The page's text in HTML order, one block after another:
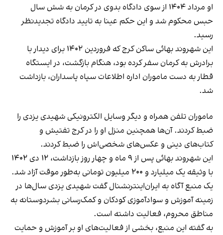
او مرداد ۱۴۰۴ از سوی دادگاه بدوی در کرمان به شش سال
حبس محکوم شد و این حکم عینا به تایید دادگاه تجدیدنظر
رسید.
این شهروند بهائی ساکن کرج که فروردین ۱۴۰۲ برای دیدار با
برادرش به کرمان سفر کرده بود، هنگام بازگشت، در ایستگاه
قطار به دست ماموران اداره اطلاعات سپاه پاسداران، بازداشت
شد.
ماموران تلفن همراه و دیگر وسایل الکترونیکی شهیدی یزدی را
ضبط کردند. آن‌ها همچنین منزل او را در کرج تفتیش و
کتاب‌های دینی و عکس‌های شخصی‌اش را ضبط کردند.
این شهروند بهائی پس از ۹ ماه و چهار روز بازداشت، ۱۲ دی ۱۴۰۲
با وثیقه یک میلیارد و ۲۰۰ میلیون تومانی به‌طور موقت آزاد شد.
یک منبع آگاه به ایران‌اینترنشنال گفت شهیدی یزدی سال‌ها در
زمینه آموزش و سوادآموزی کودکان و کمک‌رسانی بشردوستانه به
مناطق محروم، فعالیت داشته است.
به گفته این منبع، بخشی از فعالیت‌های او بر آموزش و حمایت